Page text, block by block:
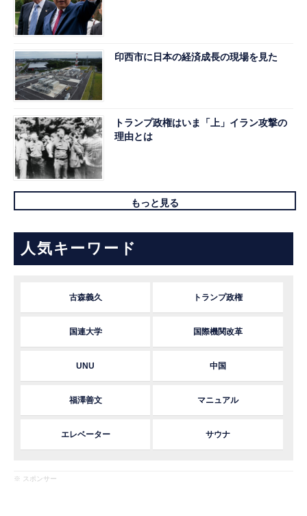
印西市に日本の経済成長の現場を見た
トランプ政権はいま「上」イラン攻撃の
理由とは
もっと見る
人気キーワード
古森義久 トランプ政権
国連大学 国際機関改革
UNU 中国
福澤善文 マニュアル
エレベーター サウナ
※ スポンサー